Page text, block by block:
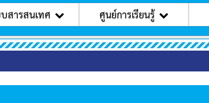
สารสนเทศ ศูนย์การเรียนรู้